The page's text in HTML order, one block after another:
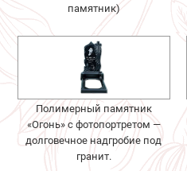
памятник)
Полимерный памятник
«Огонь» с фотопортретом —
долговечное надгробие под
гранит.